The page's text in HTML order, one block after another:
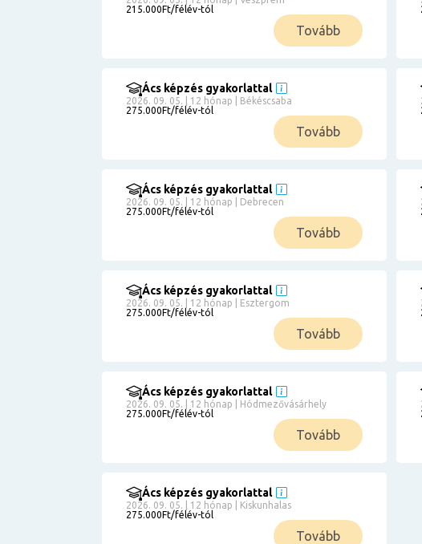
215.000Ft/félév-tól
Tovább
Ács képzés gyakorlattal
2026. 09. 05. | 12 hónap | Békéscsaba
275.000Ft/félév-tól
Tovább
Ács képzés gyakorlattal
2026. 09. 05. | 12 hónap | Debrecen
275.000Ft/félév-tól
Tovább
Ács képzés gyakorlattal
2026. 09. 05. | 12 hónap | Esztergom
275.000Ft/félév-tól
Tovább
Ács képzés gyakorlattal
2026. 09. 05. | 12 hónap | Hódmezővásárhely
275.000Ft/félév-tól
Tovább
Ács képzés gyakorlattal
2026. 09. 05. | 12 hónap | Kiskunhalas
275.000Ft/félév-tól
Tovább